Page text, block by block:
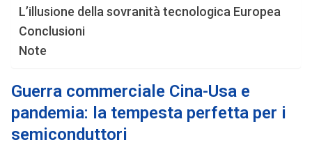
L’illusione della sovranità tecnologica Europea
Conclusioni
Note
Guerra commerciale Cina-Usa e
pandemia: la tempesta perfetta per i
semiconduttori